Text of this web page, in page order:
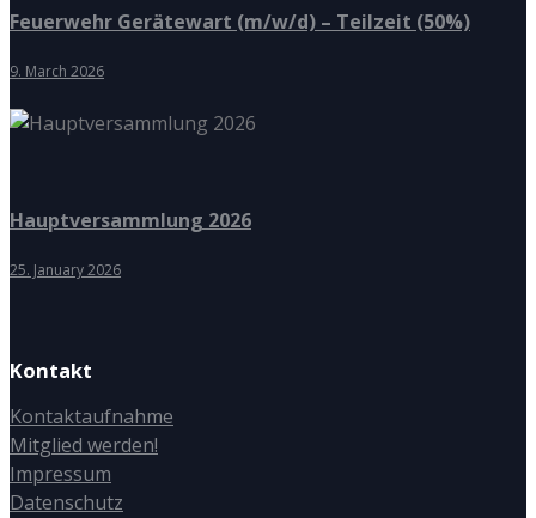
Feuerwehr Gerätewart (m/w/d) – Teilzeit (50%)
9. March 2026
Hauptversammlung 2026
25. January 2026
Kontakt
Kontaktaufnahme
Mitglied werden!
Impressum
Datenschutz